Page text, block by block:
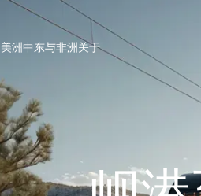
美洲中东与非洲关于